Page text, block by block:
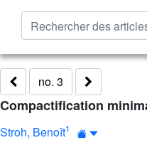
no. 3
Compactification
Stroh, Benoît1